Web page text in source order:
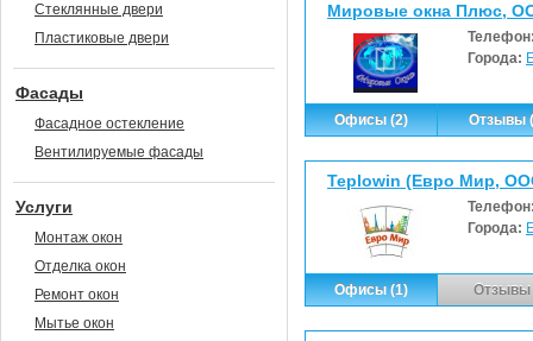
Мировые окна Плюс,
Города:
Офисы (2) Отзывы
Teplowin (Евро Мир,
Города:
Офисы (1) Отзывы
Стеклянные двери
Пластиковые двери
Фасады
Фасадное остекление
Вентилируемые фасады
Услуги
Монтаж окон
Отделка окон
Ремонт окон
Мытье окон